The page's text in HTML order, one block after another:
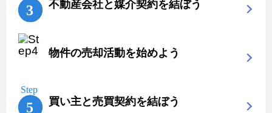
不動産会社と媒介契約を結ぼう
物件の売却活動を始めよう
買い主と売買契約を結ぼう